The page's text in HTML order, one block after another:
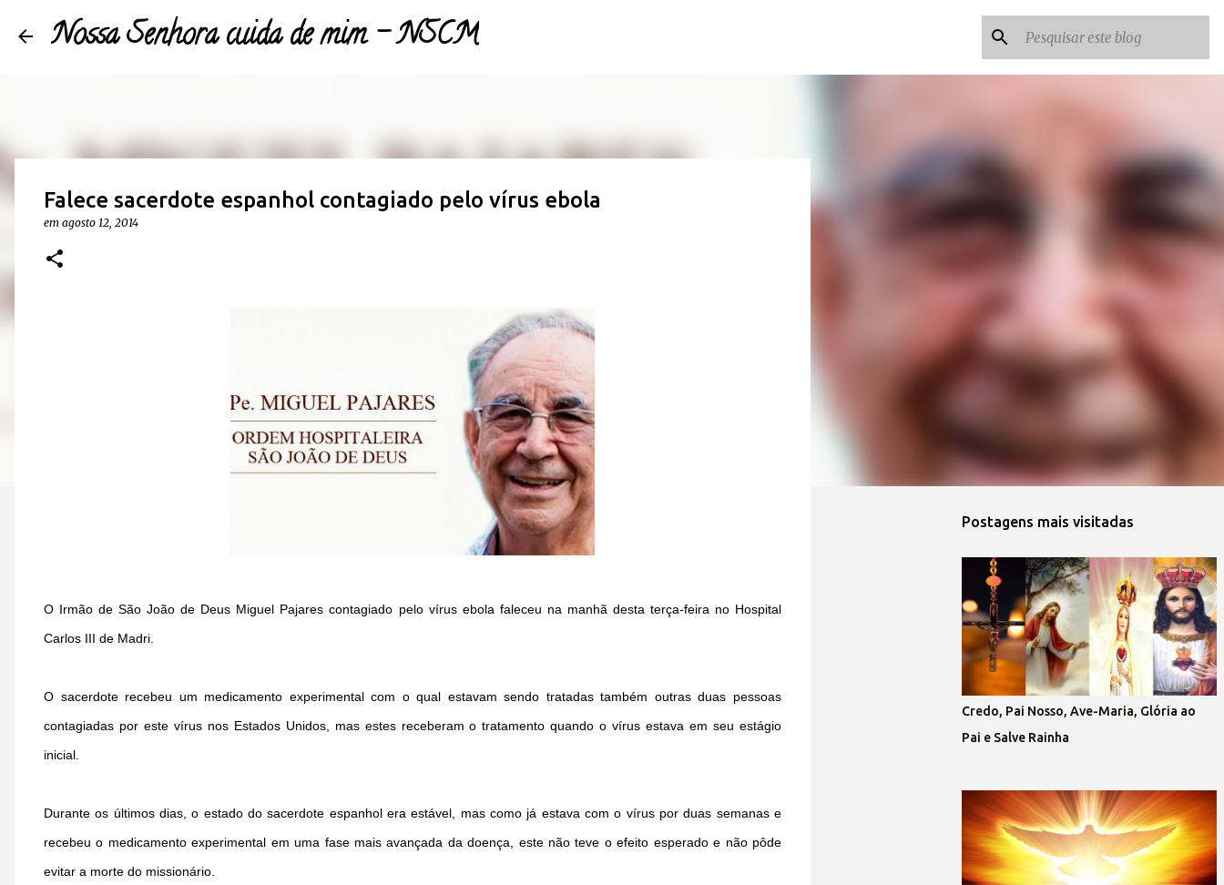
Nossa Senhora cuida de mim - NSCM
Falece sacerdote espanhol contagiado pelo vírus ebola
em agosto 12, 2014
O Irmão de São João de Deus Miguel Pajares contagiado pelo vírus ebola faleceu na manhã desta terça-feira no Hospital
Carlos III de Madri.
O sacerdote recebeu um medicamento experimental com o qual estavam sendo tratadas também outras duas pessoas
contagiadas por este vírus nos Estados Unidos, mas estes receberam o tratamento quando o vírus estava em seu estágio
inicial.
Durante os últimos dias, o estado do sacerdote espanhol era estável, mas como já estava com o vírus por duas semanas e
recebeu o medicamento experimental em uma fase mais avançada da doença, este não teve o efeito esperado e não pôde
evitar a morte do missionário.
Postagens mais visitadas
Credo, Pai Nosso, Ave-Maria, Glória ao
Pai e Salve Rainha